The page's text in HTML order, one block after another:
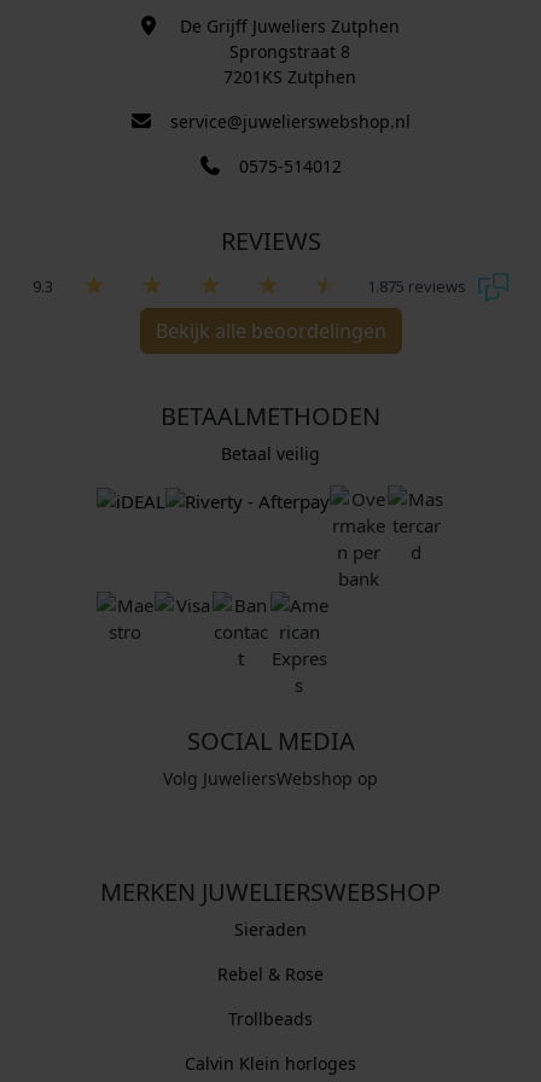
De Grijff Juweliers Zutphen
Sprongstraat 8
7201KS Zutphen
service@juwelierswebshop.nl
0575-514012
REVIEWS
9.3 1.875 reviews
Bekijk alle beoordelingen
BETAALMETHODEN
Betaal veilig
SOCIAL MEDIA
Volg JuweliersWebshop op
MERKEN JUWELIERSWEBSHOP
Sieraden
Rebel & Rose
Trollbeads
Calvin Klein horloges